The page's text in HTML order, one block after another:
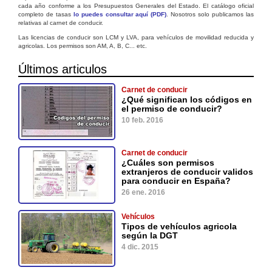
cada año conforme a los Presupuestos Generales del Estado. El catálogo oficial
completo de tasas lo puedes consultar aquí (PDF) . Nosotros solo publicamos las
relativas al carnet de conducir.
Las licencias de conducir son LCM y LVA, para vehículos de movilidad reducida y
agricolas. Los permisos son AM, A, B, C... etc.
Últimos articulos
Carnet de conducir
¿Qué significan los códigos en
el permiso de conducir?
10 feb. 2016
Carnet de conducir
¿Cuáles son permisos
extranjeros de conducir validos
para conducir en España?
26 ene. 2016
Vehículos
Tipos de vehículos agricola
según la DGT
4 dic. 2015